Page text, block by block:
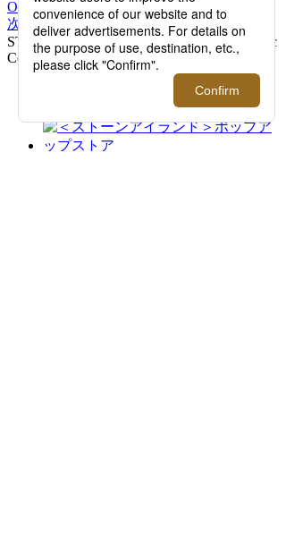
次へ
STONE ISLAND | NEW BALANCE Organic
Cotton Fleece Sweatshirt